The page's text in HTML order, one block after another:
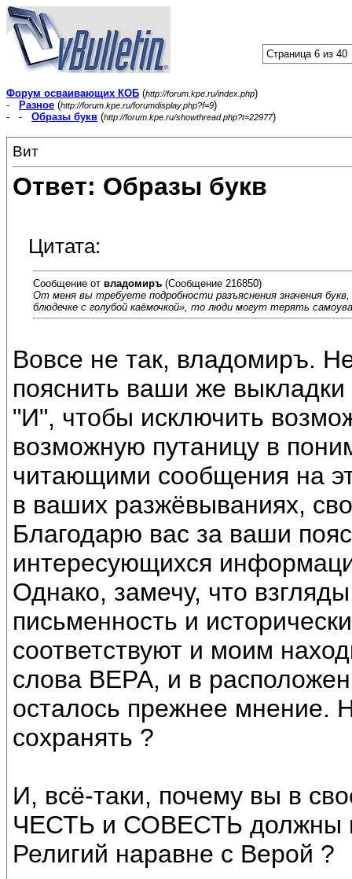
Страница 6 из 40
Форум осваивающих КОБ (http://forum.kpe.ru/index.php)
-
Разное (http://forum.kpe.ru/forumdisplay.php?f=9)
- - Образы букв (http://forum.kpe.ru/showthread.php?t=22977)
Вит
Ответ: Образы букв
Цитата:
Сообщение от владомиръ (Сообщение 216850)
От меня вы требуете подробности разъяснения значения
блюдечке с голубой каёмочкой», то люди могут терять
Вовсе не так, владомиръ.
пояснить ваши же
"И", чтобы исключить
возможную путаницу в
читающими сообщения на
в ваших разжёвываниях,
Благодарю вас за ваши
интересующихся
Однако, замечу, что
письменность и
соответствуют и моим
слова ВЕРА, и в
осталось прежнее мнение.
сохранять ?
И, всё-таки, почему вы в
ЧЕСТЬ и СОВЕСТЬ должны
Религий наравне с Верой ?